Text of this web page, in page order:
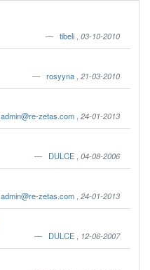
tibeli 03-10-2010
rosyyna 21-03-2010
admin@re-zetas.com 24-01-2013
DULCE 04-08-2006
admin@re-zetas.com 24-01-2013
DULCE 12-06-2007